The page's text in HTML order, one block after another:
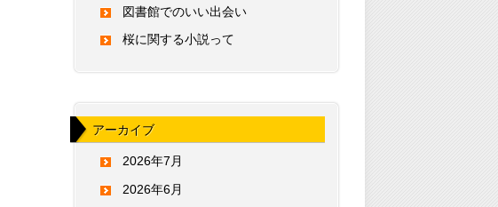
図書館でのいい出会い
桜に関する小説って
アーカイブ
2026年7月
2026年6月